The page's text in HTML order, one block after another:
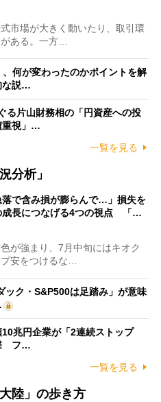
市場が大きく動いたり、取引環
ある。一方…
何が変わったのかポイントを解
な説…
る片山財務相の「円資産への投
重視」…
一覧を見る
分析」
落で含み損が膨らんで…」損失を
成長につなげる4つの視点 「…
が強まり、7月中旬にはキオク
安をつけるな…
ック・S&P500は足踏み」が意味
10兆円企業が「2連続ストップ
フ…
一覧を見る
陸」の歩き方